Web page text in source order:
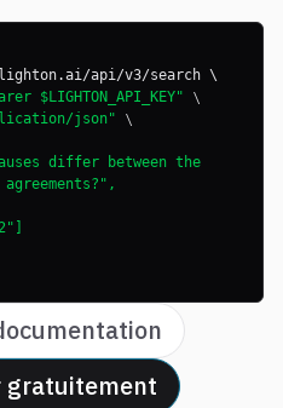
api/v3/search \
$LIGHTON_API_KEY"
\
json"
\
differ between the
gratuitement